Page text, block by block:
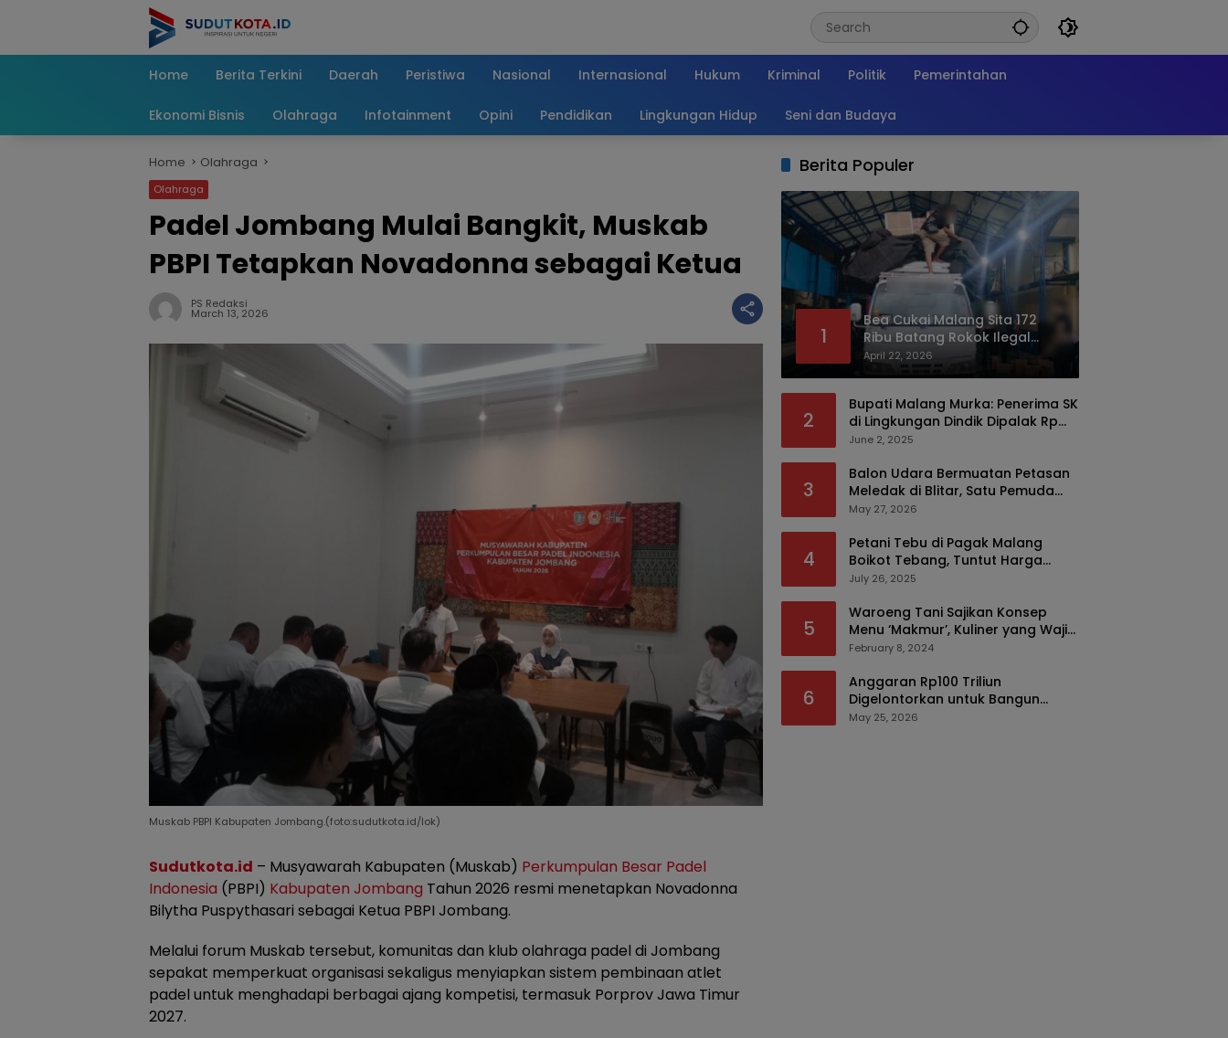
Home
Berita Terkini Daerah Peristiwa Nasional Internasional Hukum Kriminal Politik Pemerintahan
Ekonomi Bisnis Olahraga Infotainment Opini Pendidikan Lingkungan Hidup Seni dan Budaya
Home Olahraga
Olahraga
Padel Jombang Mulai Bangkit, Muskab
PBPI Tetapkan Novadonna sebagai Ketua
PS Redaksi
March 13, 2026
Muskab PBPI Kabupaten Jombang.(foto:sudutkota.id/lok)
Sudutkota.id – Musyawarah Kabupaten (Muskab) Perkumpulan Besar Padel
Indonesia (PBPI) Kabupaten Jombang Tahun 2026 resmi menetapkan Novadonna
Bilytha Puspythasari sebagai Ketua PBPI Jombang.
Melalui forum Muskab tersebut, komunitas dan klub olahraga padel di Jombang
sepakat memperkuat organisasi sekaligus menyiapkan sistem pembinaan atlet
padel untuk menghadapi berbagai ajang kompetisi, termasuk Porprov Jawa Timur
2027.
Berita Populer
1
Bea Cukai Malang Sita 172
Ribu Batang Rokok Ilegal
Bermodus Kemasan Sabun
April 22, 2026
2
Bupati Malang Murka: Penerima SK
di Lingkungan Dindik Dipalak Rp
150 Ribu Pakai Modus Tumpengan,
June 2, 2025
3
Balon Udara Bermuatan Petasan
Meledak di Blitar, Satu Pemuda
Tewas dan Dua Anak Luka Serius
May 27, 2026
4
Petani Tebu di Pagak Malang
Boikot Tebang, Tuntut Harga
yang Layak
July 26, 2025
5
Waroeng Tani Sajikan Konsep
Menu ‘Makmur’, Kuliner yang Wajib
Dikunjungi di Malang
February 8, 2024
6
Anggaran Rp100 Triliun
Digelontorkan untuk Bangun
Kembali Sumatra, Hunian Korban
May 25, 2026